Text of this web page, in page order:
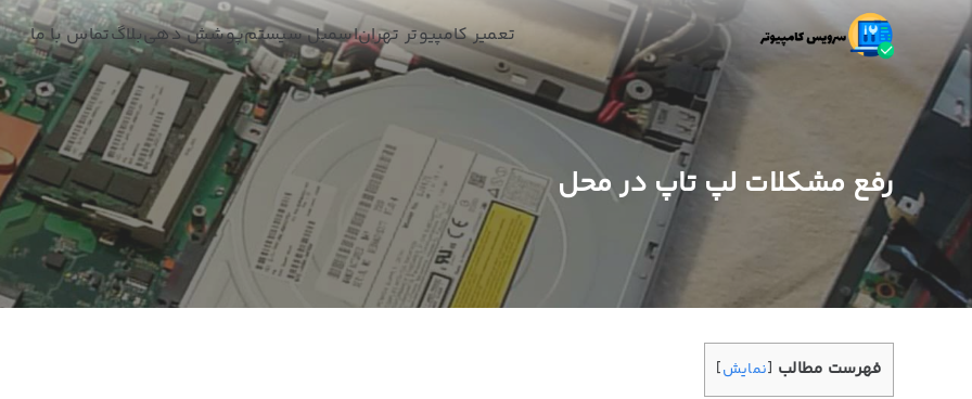
تعمیر کامپیوتر تهراناسمبل سیستمپوشش دهیبلاگتماس با ما
رفع مشکلات لپ تاپ در محل
فهرست مطالب [نمایش]